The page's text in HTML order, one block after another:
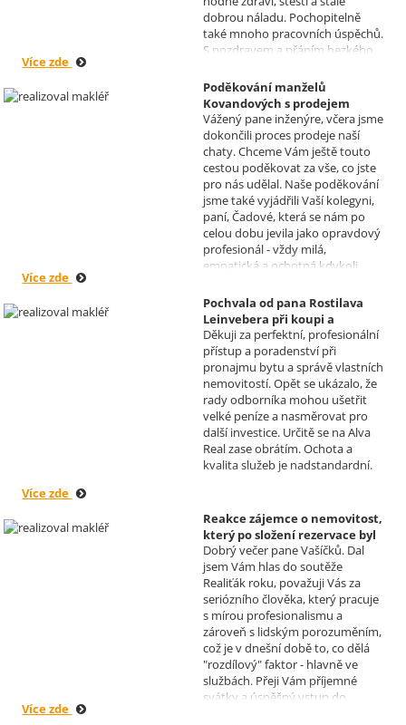
dobrou náladu. Pochopitelně
také mnoho pracovních úspěchů.
S pozdravem a přáním hezkého
Více zde
Poděkování manželů
Kovandových s prodejem
chaty v Osové Bítýšce
Realizoval makléř: David
Vašíček
Vážený pane inženýre, včera jsme
dokončili proces prodeje naší
chaty. Chceme Vám ještě touto
cestou poděkovat za vše, co jste
pro nás udělal. Naše poděkování
jsme také vyjádřili Vaší kolegyni,
paní, Čadové, která se nám po
celou dobu jevila jako opravdový
profesionál - vždy milá,
empatická a ochotná kdykoli
problému. Vaše společnost i Vy v
nás získáváte opravdu spokojené
klienty, kteří budou vaše služby
vždy doporučovat každému, kdo
je potřebuje. Věřím, že se na Vás
budeme moci obrátit i v případě
prodeje, který plánujeme v
budoucnu uskutečnit. Se
srdečným pozdravem a přáním
mnoho zdraví i úspěchů Vám
přejí manželé Kovandovi
Více zde
Pochvala od pana Rostilava
Leinvebera při koupi a
následném pronájmu
investiční nemovitosti
Realizoval makléř: David
Vašíček
Děkuji za perfektní, profesionální
přístup a poradenství při
pronajmu bytu a správě vlastních
nemovitostí. Opět se ukázalo, že
rady odborníka mohou ušetřit
velké peníze a nasměrovat pro
další investice. Určitě se na Alva
Real zase obrátím. Ochota a
kvalita služeb je nadstandardní.
Více zde
Reakce zájemce o nemovitost,
který po složení rezervace byl
nucen od koupi odstoupit.
Realizoval makléř: David
Vašíček
Dobrý večer pane Vašíčků. Dal
jsem Vám hlas do soutěže
Realiťák roku, považuji Vás za
seriózního člověka, který pracuje
s mírou profesionalismu a
zároveň s lidským porozuměním,
což je v dnešní době to, co dělá
"rozdílový" faktor - hlavně ve
službách. Přeji Vám příjemné
svátky a úspěšný vstup do
Více zde